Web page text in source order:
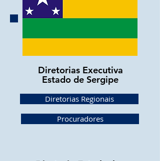
Diretorias Executiva
Estado de Sergipe
Diretorias Regionais
Procuradores